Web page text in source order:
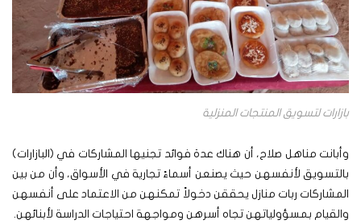
بازارات لتسويق المنتجات المنزلية
وأبانت مناهل صلاح، أن هناك عدة فوائد تجنيها المشاركات في (البازارات)
بالتسويق لأنفسهن حيث يصنعن أسماءً تجارية في الأسواق، وأن من بين
المشاركات ربات منازل يحققن دخولاً تمكنهن من الاعتماد على أنفسهن
والقيام بمسؤولياتهن تجاه أسرهن ومواجهة احتياجات الدراسة لأبنائهن.